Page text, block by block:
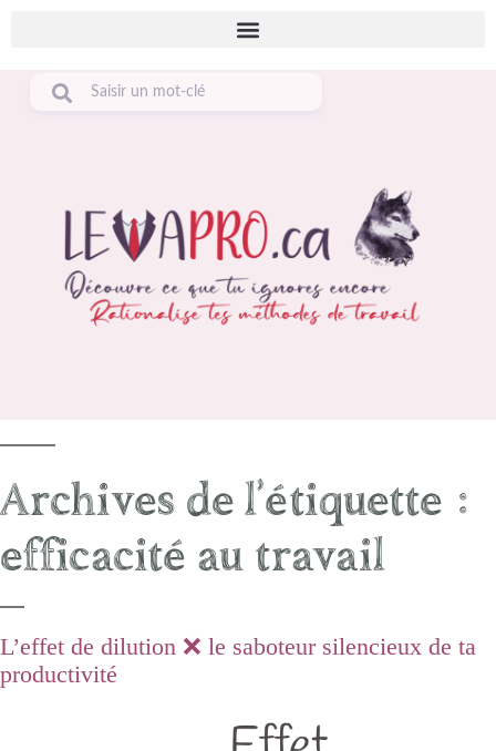
Archives de l’étiquette :
efficacité au travail
L’effet de dilution ❌ le saboteur silencieux de ta
productivité